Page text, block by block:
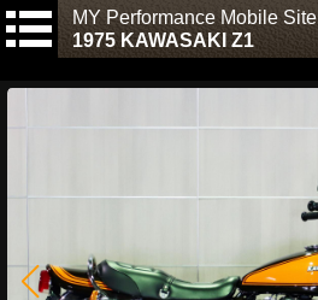
MY Performance Mobile Site
1975 KAWASAKI Z1